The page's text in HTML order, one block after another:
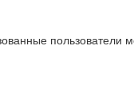
пользователи